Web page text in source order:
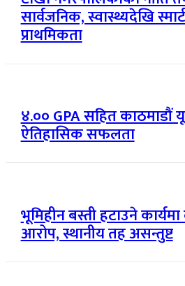
सार्वजनिक, स्वास्थ्यदेखि
प्राथमिकता
४.०० GPA सहित काठमाडौं
ऐतिहासिक सफलता
भूमिहीन बस्ती हटाउने
आरोप, स्थानीय तह असन्तुष्ट